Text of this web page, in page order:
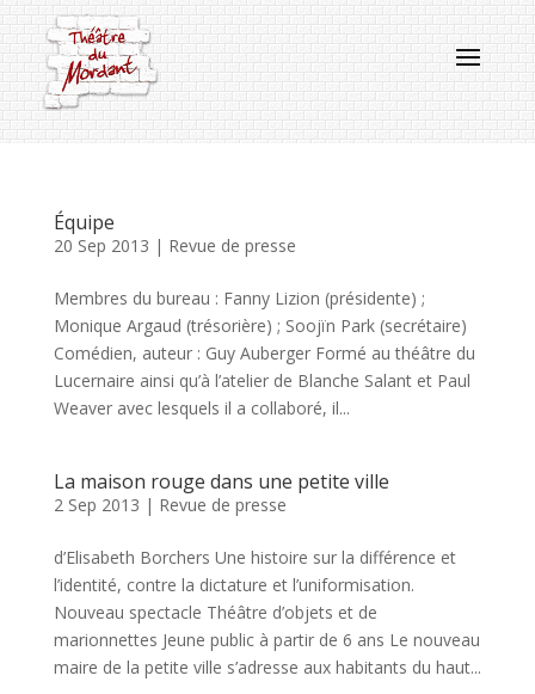
Équipe
20 Sep 2013 | Revue de presse
Membres du bureau : Fanny Lizion (présidente) ;
Monique Argaud (trésorière) ; Soojïn Park (secrétaire)
Comédien, auteur : Guy Auberger Formé au théâtre du
Lucernaire ainsi qu’à l’atelier de Blanche Salant et Paul
Weaver avec lesquels il a collaboré, il...
La maison rouge dans une petite ville
2 Sep 2013 | Revue de presse
d’Elisabeth Borchers Une histoire sur la différence et
l’identité, contre la dictature et l’uniformisation.
Nouveau spectacle Théâtre d’objets et de
marionnettes Jeune public à partir de 6 ans Le nouveau
maire de la petite ville s’adresse aux habitants du haut...